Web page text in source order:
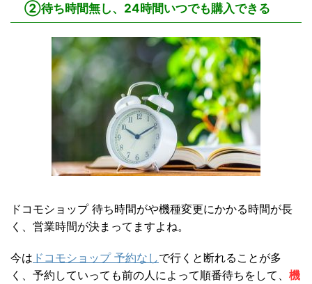
②待ち時間無し、24時間いつでも購入できる
ドコモショップ 待ち時間がや機種変更にかかる時間が長
く、営業時間が決まってますよね。
今は ドコモショップ 予約なしで行くと断れることが多
く、予約していっても前の人によって順番待ちをして、 機